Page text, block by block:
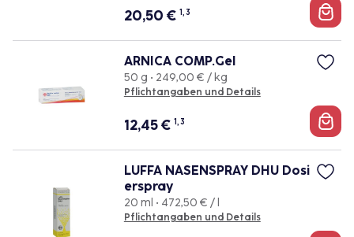
20,50 € 1, 3
ARNICA COMP.Gel
50 g • 249,00 € / kg
Pflichtangaben und Details
12,45€ 1, 3
LUFFA NASENSPRAY DHU Dosi
erspray
20 ml • 472,50 € / l
Pflichtangaben und Details